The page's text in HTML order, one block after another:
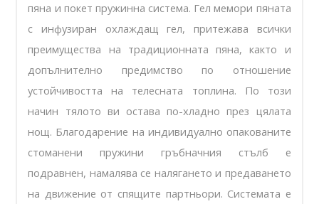
пяна и покет пружинна система. Гел мемори пяната
с инфузиран охлаждащ гел, притежава всички
преимущества на традиционната пяна, както и
допълнително предимство по отношение
устойчивостта на телесната топлина. По този
начин тялото ви остава по-хладно през цялата
нощ. Благодарение на индивидуално опакованите
стоманени пружини гръбначния стълб е
подравнен, намалява се налягането и предаването
на движение от спящите партньори. Системата е